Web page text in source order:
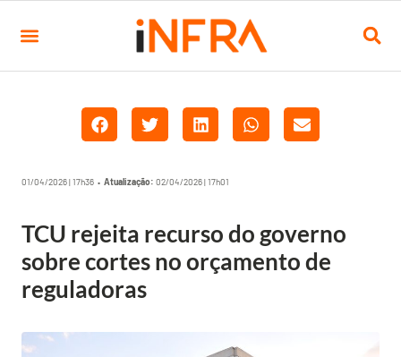
01/04/2026 | 17h36 • Atualização: 02/04/2026 | 17h01
TCU rejeita recurso do governo
sobre cortes no orçamento de
reguladoras